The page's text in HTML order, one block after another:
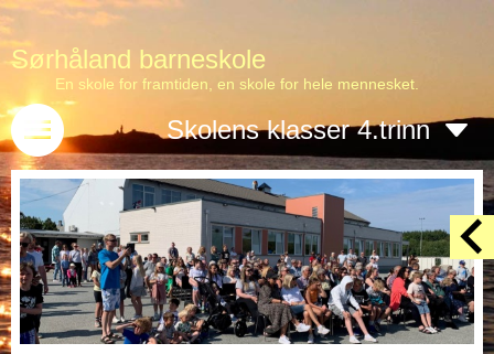
Sørhåland barneskole
En skole for framtiden, en skole for hele mennesket.
Skolens klasser 4.trinn